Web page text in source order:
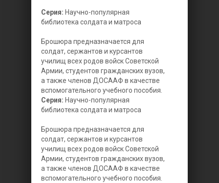
Серия: Научно-популярная
библиотека солдата и матроса
Брошюра предназначается для
солдат, сержантов и курсантов
училищ всех родов войск Советской
Армии, студентов гражданских вузов,
а также членов ДОСААФ в качестве
вспомогательного учебного пособия.
Серия: Научно-популярная
библиотека солдата и матроса
Брошюра предназначается для
солдат, сержантов и курсантов
училищ всех родов войск Советской
Армии, студентов гражданских вузов,
а также членов ДОСААФ в качестве
вспомогательного учебного пособия.